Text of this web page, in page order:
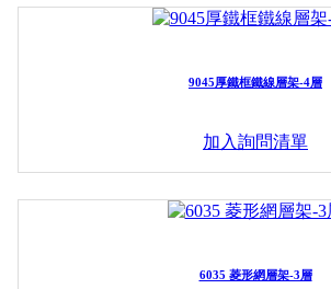
9045厚鐵框鐵線層架-4層
加入詢問清單
6035 菱形網層架-3層